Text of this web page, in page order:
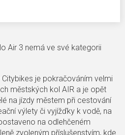
Air 3 nemá ve své kategorii
je pokračováním velmi
městských kol AIR a je opět
na jízdy městem při cestování
výlety či vyjížďky k vodě, na
na odlehčeném
zvoleným příslušenstvím, kde